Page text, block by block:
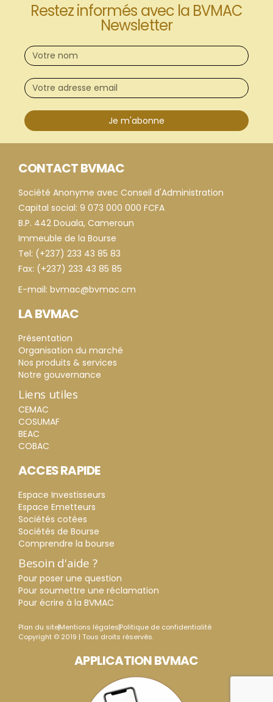
Restez informés avec la BVMAC
Newsletter
Je m'abonne
CONTACT BVMAC
Société Anonyme avec Conseil d'Administration
Capital social: 9 073 000 000 FCFA
B.P. 442 Douala, Cameroun
Immeuble de la Bourse
Tel: (+237) 233 43 85 83
Fax: (+237) 233 43 85 85
E-mail: bvmac@bvmac.cm
LA BVMAC
Présentation
Organisation du marché
Nos produits & services
Notre gouvernance
Liens utiles
CEMAC
COSUMAF
BEAC
COBAC
ACCES RAPIDE
Espace Investisseurs
Espace Emetteurs
Sociétés cotées
Sociétés de Bourse
Comprendre la bourse
Besoin d'aide ?
Pour poser une question
Pour soumettre une réclamation
Pour écrire à la BVMAC
Plan du siteMentions légalesPolitique de confidentialité
Copyright © 2019 | Tous droits réservés.
APPLICATION BVMAC